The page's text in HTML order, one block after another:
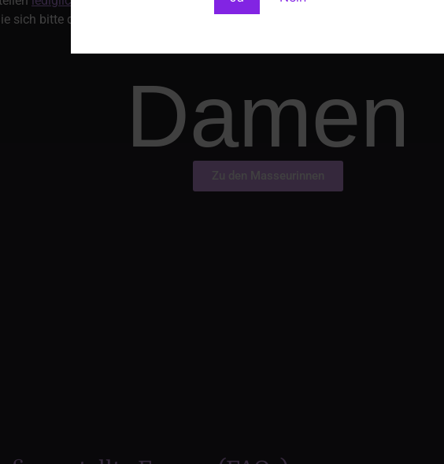
sich bitte direkt an die jeweilige Masseurin. Wir danken Ihnen für Ihr
Damen
Zu den Masseurinnen